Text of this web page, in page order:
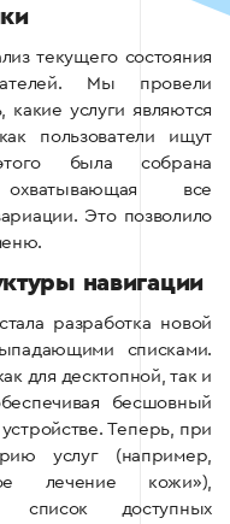
текущего состояния
Мы провели
какие услуги являются
пользователи ищут
была собрана
все
Это позволило
навигации
разработка новой
списками.
для десктопной, так и
бесшовный
Теперь, при
услуг (например,
лечение кожи»),
список доступных